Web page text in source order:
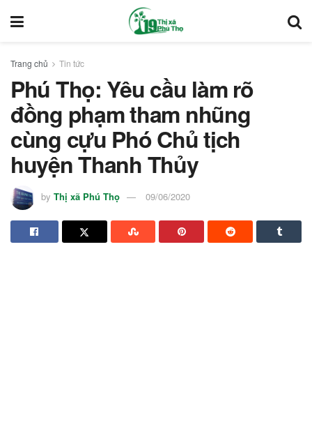
Trang chủ Tin tức
Phú Thọ: Yêu cầu làm rõ
đồng phạm tham nhũng
cùng cựu Phó Chủ tịch
huyện Thanh Thủy
by Thị xã Phú Thọ 09/06/2020